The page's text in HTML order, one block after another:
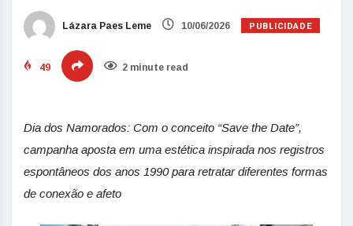
Lázara Paes Leme 10/06/2026 PUBLICIDADE
49 2 minute read
Dia dos Namorados: Com o conceito “Save the Date”,
campanha aposta em uma estética inspirada nos registros
espontâneos dos anos 1990 para retratar diferentes formas
de conexão e afeto